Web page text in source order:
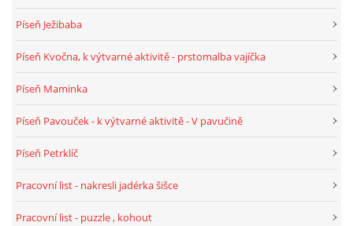
HÁDANKY K TÉMATU JARO, LÉTO, PODZIM,ZIMA
BÁSNĚ K TÉMATU JARO
Píseň Ježibaba
Píseň Kvočna, k výtvarné aktivitě - prstomalba vajíčka
Píseň Maminka
Píseň Pavouček - k výtvarné aktivitě - V pavučině
Píseň Petrklíč
Pracovní list - nakresli jadérka šišce
Pracovní list - puzzle , kohout